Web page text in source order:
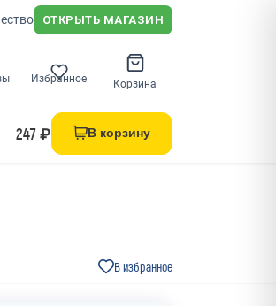
ОТКРЫТЬ МАГАЗИН
Избранное Корзина
247 ₽ В корзину
В избранное